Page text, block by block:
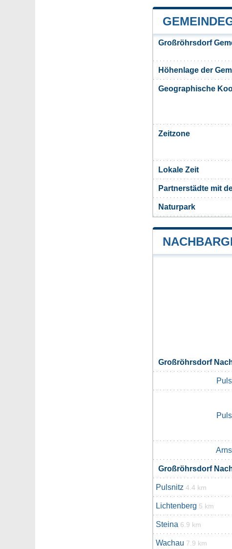
Großröhrsdorf
Höhenlage der
Geographische
Zeitzone
Lokale Zeit
Partnerstädte mit
Naturpark
Großröhrsdorf
Großröhrsdorf
Pulsnitz 4.4 km
Lichtenberg 5 km
Steina 6.9 km
Wachau 7.9 km